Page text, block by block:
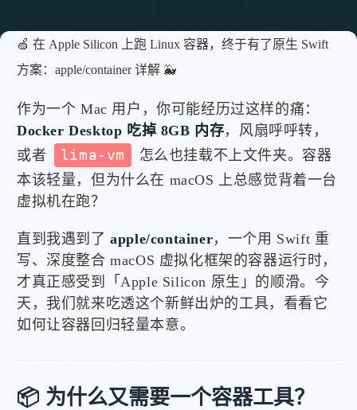
🍏 在 Apple Silicon 上跑 Linux 容器，终于有了原生 Swift
方案：apple/container 详解 🐳
作为一个 Mac 用户，你可能经历过这样的痛：
Docker Desktop 吃掉 8GB 内存，风扇呼呼转，
或者
lima-vm
怎么也挂载不上文件夹。容器
本该轻量，但为什么在 macOS 上总感觉背着一台
虚拟机在跑？
直到我遇到了apple/container，一个用 Swift 重
写、深度整合 macOS 虚拟化框架的容器运行时，
才真正感受到「Apple Silicon 原生」的顺滑。今
天，我们就来吃透这个新鲜出炉的工具，看看它
如何让容器回归轻量本意。
📦 为什么又需要一个容器工具？